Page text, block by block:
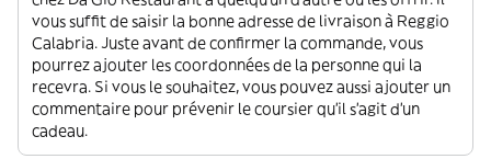
vous suffit de saisir la bonne adresse de livraison à Reggio
Calabria. Juste avant de confirmer la commande, vous
pourrez ajouter les coordonnées de la personne qui la
recevra. Si vous le souhaitez, vous pouvez aussi ajouter un
commentaire pour prévenir le coursier qu'il s'agit d'un
cadeau.